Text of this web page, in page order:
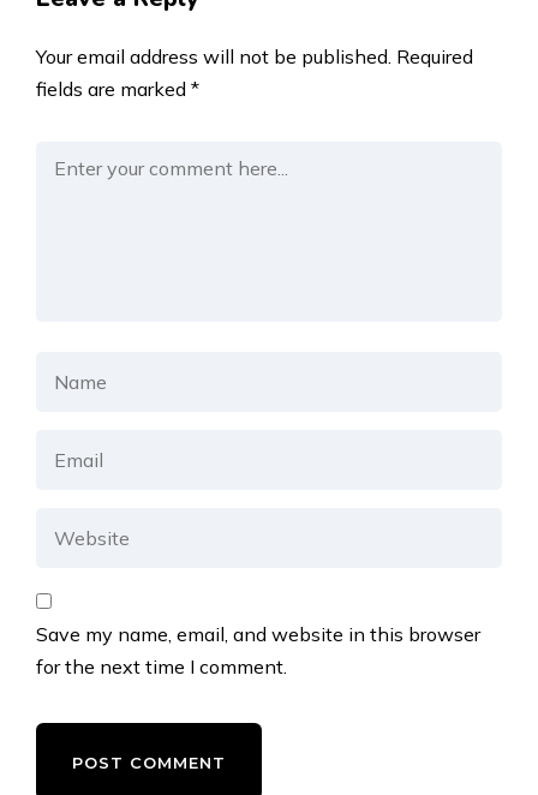
Your email address will not be published. Required
fields are marked *
Save my name, email, and website in this browser
for the next time I comment.